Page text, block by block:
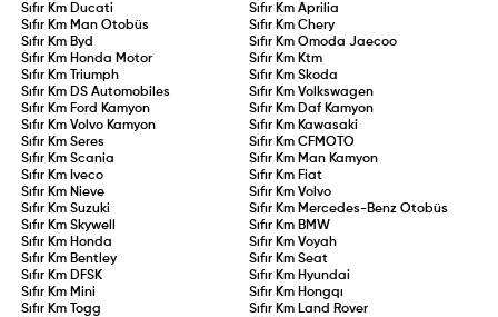
Sıfır Km Ducati Sıfır Km Aprilia
Sıfır Km Man Otobüs Sıfır Km Chery
Sıfır Km Byd Sıfır Km Omoda Jaecoo
Sıfır Km Honda Motor Sıfır Km Ktm
Sıfır Km
Triumph Sıfır Km Skoda
Sıfır Km DS Automobiles Sıfır Km Volkswagen
Sıfır Km Ford Kamyon Sıfır Km Daf Kamyon
Sıfır KmVolvo Kamyon Sıfır Km Kawasaki
Sıfır KmSeres Sıfır Km CFMOTO
Sıfır KmScania Sıfır Km Man Kamyon
Sıfır Km Iveco Sıfır Km Fiat
Sıfır Km Nieve Sıfır Km Volvo
Sıfır KmSuzuki Sıfır Km Mercedes-Benz Otobüs
Sıfır KmSkywell Sıfır Km BMW
Sıfır Km Honda Sıfır Km Voyah
Sıfır Km Bentley Sıfır Km Seat
Sıfır Km DFSK Sıfır Km Hyundai
Sıfır Km Mini Sıfır Km Hongqı
Sıfır Km
Togg Sıfır Km Land Rover